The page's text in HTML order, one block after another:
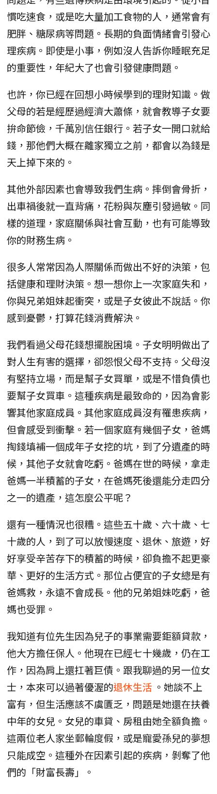
慣吃速食，或是吃大量加工食物的人，通常會有
肥胖、糖尿病等問題。長期的負面情緒會引發心
理疾病。即使是小事，例如沒人告訴你睡眠充足
的重要性，年紀大了也會引發健康問題。
也許，你已經在回想小時候學到的理財知識。做
父母的若是經歷過經濟大蕭條，就會教導子女要
拚命節儉，千萬別信任銀行。若子女一開口就給
錢，那他們大概在離家獨立之前，都會以為錢是
天上掉下來的。
其他外部因素也會導致我們生病。摔倒會骨折，
出車禍後就一直背痛，花粉與灰塵引發過敏。同
樣的道理，家庭關係與社會互動，也有可能導致
你的財務生病。
很多人常常因為人際關係而做出不好的決策，包
括健康和理財決策。想一想你上一次家庭失和，
你與兄弟姐妹起衝突，或是子女彼此不說話。你
感到憂鬱，打算花錢消費解決。
我們看過父母花錢想擺脫困境。子女明明做出了
對人生有害的選擇，卻怨恨父母不支持。父母沒
有堅持立場，而是幫子女買單，或是不惜負債也
要幫子女買車。這種疾病是最致命的，因為會影
響其他家庭成員。其他家庭成員沒有罹患疾病，
但會感受到衝擊。若一個家庭有幾個子女，爸媽
掏錢填補一個成年子女挖的坑，到了分遺產的時
候，其他子女就會吃虧。爸媽在世的時候，拿走
爸媽一半積蓄的子女，在爸媽死後還能分走四分
之一的遺產，這怎麼公平呢？
還有一種情況也很糟。這些五十歲、六十歲、七
十歲的人，到了可以放慢速度、退休、旅遊，好
好享受辛苦存下的積蓄的時候，卻負擔不起更豪
華、更好的生活方式。那位占便宜的子女總是有
爸媽救，永遠不會成長。他的兄弟姐妹吃虧，爸
媽也受罪。
我知道有位先生因為兒子的事業需要鉅額貸款，
他大方擔任保人。他現在已經七十幾歲，仍在工
作，因為肩上還扛著巨債。跟我聊過的另一位女
士，本來可以過著優渥的退休生活 。她談不上
富有，但生活應該不虞匱乏，問題是她還在扶養
中年的女兒。女兒的車貸、房租由她全額負擔。
這兩位老人家坐郵輪度假，或是寵愛孫兒的夢想
只能成空。這種外在因素引起的疾病，剝奪了他
們的「財富長壽」。